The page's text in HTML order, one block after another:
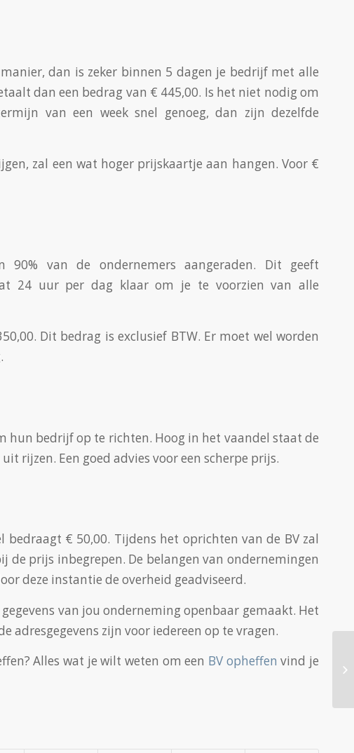
dan is zeker binnen 5 dagen je bedrijf met alle
dan een bedrag van € 445,00. Is het niet nodig om
van een week snel genoeg, dan zijn dezelfde
zal een wat hoger prijskaartje aan hangen. Voor €
van de ondernemers aangeraden. Dit geeft
24 uur per dag klaar om je te voorzien van alle
Dit bedrag is exclusief BTW. Er moet wel worden
hun bedrijf op te richten. Hoog in het vaandel staat de
rijzen. Een goed advies voor een scherpe prijs.
€ 50,00. Tijdens het oprichten van de BV zal
prijs inbegrepen. De belangen van ondernemingen
deze instantie de overheid geadviseerd.
van jou onderneming openbaar gemaakt. Het
adresgegevens zijn voor iedereen op te vragen.
Alles wat je wilt weten om een BV opheffen vind je